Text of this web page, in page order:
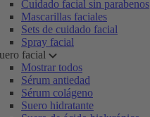
Cuidado facial sin parabenos
Mascarillas faciales
Sets de cuidado facial
Spray facial
facial
Mostrar todos
Sérum antiedad
Sérum colágeno
Suero hidratante